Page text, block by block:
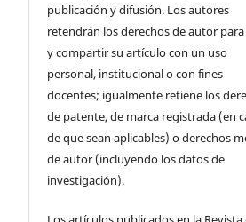
publicación y difusión. Los autores
retendrán los derechos de autor
y compartir su artículo con un uso
personal, institucional o con fines
docentes; igualmente retiene los
de patente, de marca registrada (en
de que sean aplicables) o derechos
de autor (incluyendo los datos de
investigación).